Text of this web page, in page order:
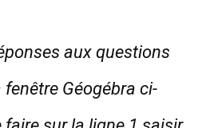
aux questions
Géogébra ci-